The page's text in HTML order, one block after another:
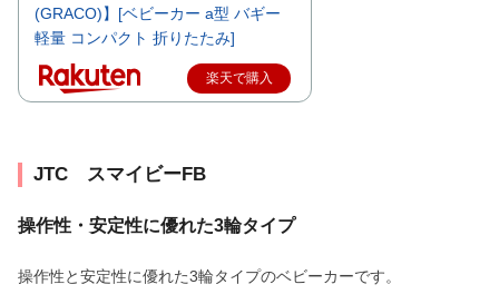
(GRACO)】[ベビーカー a型 バギー
軽量 コンパクト 折りたたみ]
楽天で購入
JTC スマイビーFB
操作性・安定性に優れた3輪タイプ
操作性と安定性に優れた3輪タイプのベビーカーです。